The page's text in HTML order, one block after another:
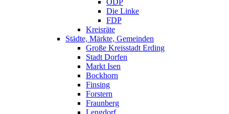
ÖDP
Die Linke
FDP
Kreisräte
Städte, Märkte, Gemeinden
Große Kreisstadt Erding
Stadt Dorfen
Markt Isen
Bockhorn
Finsing
Forstern
Fraunberg
Lengdorf